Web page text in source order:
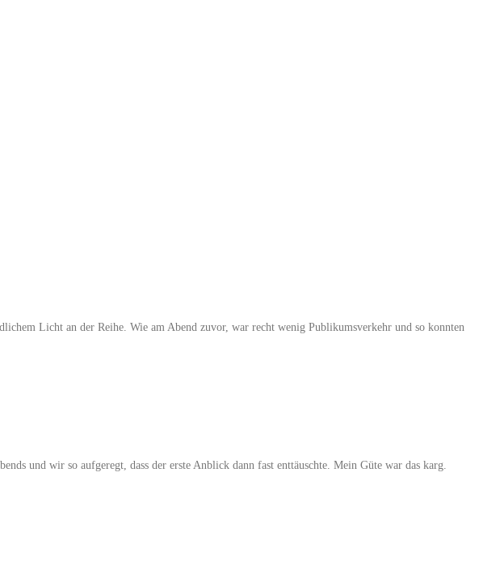
Licht an der Reihe. Wie am Abend zuvor, war recht wenig Publikumsverkehr und so konnten
und wir so aufgeregt, dass der erste Anblick dann fast enttäuschte. Mein Güte war das karg.